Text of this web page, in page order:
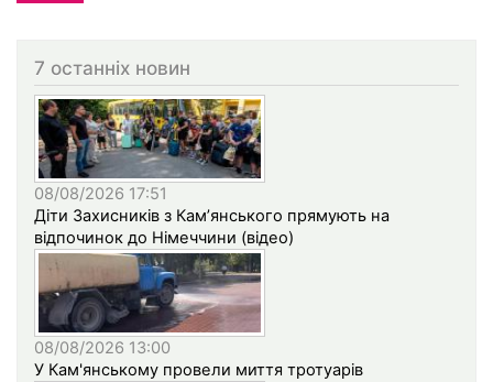
7 останніх новин
08/08/2026 17:51
Діти Захисників з Кам’янського прямують на
відпочинок до Німеччини (відео)
08/08/2026 13:00
У Кам'янському провели миття тротуарів